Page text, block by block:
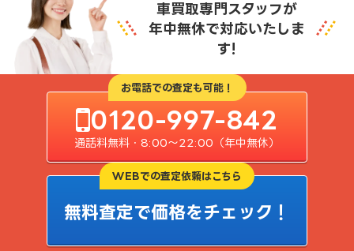
車買取専門スタッフが
年中無休で対応いたしま
す!
お電話での査定も可能！
0120-997-842
通話料無料・8:00〜22:00（年中無休）
WEBでの査定依頼はこちら
無料査定で価格をチェック！